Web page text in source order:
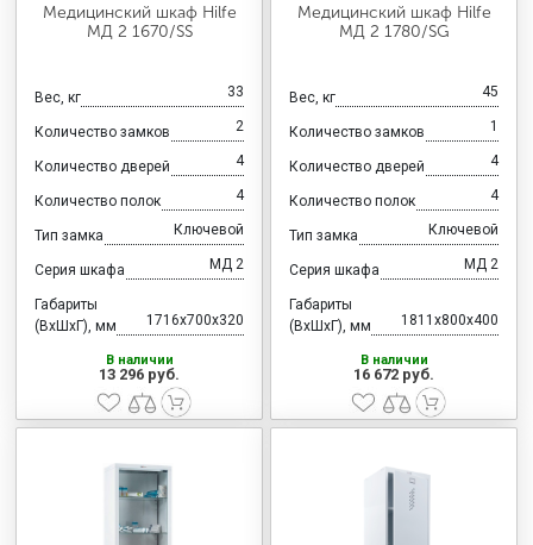
Медицинский шкаф Hilfe
МД 2 1670/SS
Вес, кг 33
Количество замков 2
Количество дверей 4
Количество полок 4
Тип замка Ключевой
Серия шкафа МД 2
Габариты
(ВхШхГ), мм
1716x700x320
В наличии
13 296 руб.
Медицинский шкаф Hilfe
МД 2 1780/SG
Вес, кг 45
Количество замков 1
Количество дверей 4
Количество полок 4
Тип замка Ключевой
Серия шкафа МД 2
Габариты
(ВхШхГ), мм
1811x800x400
В наличии
16 672 руб.